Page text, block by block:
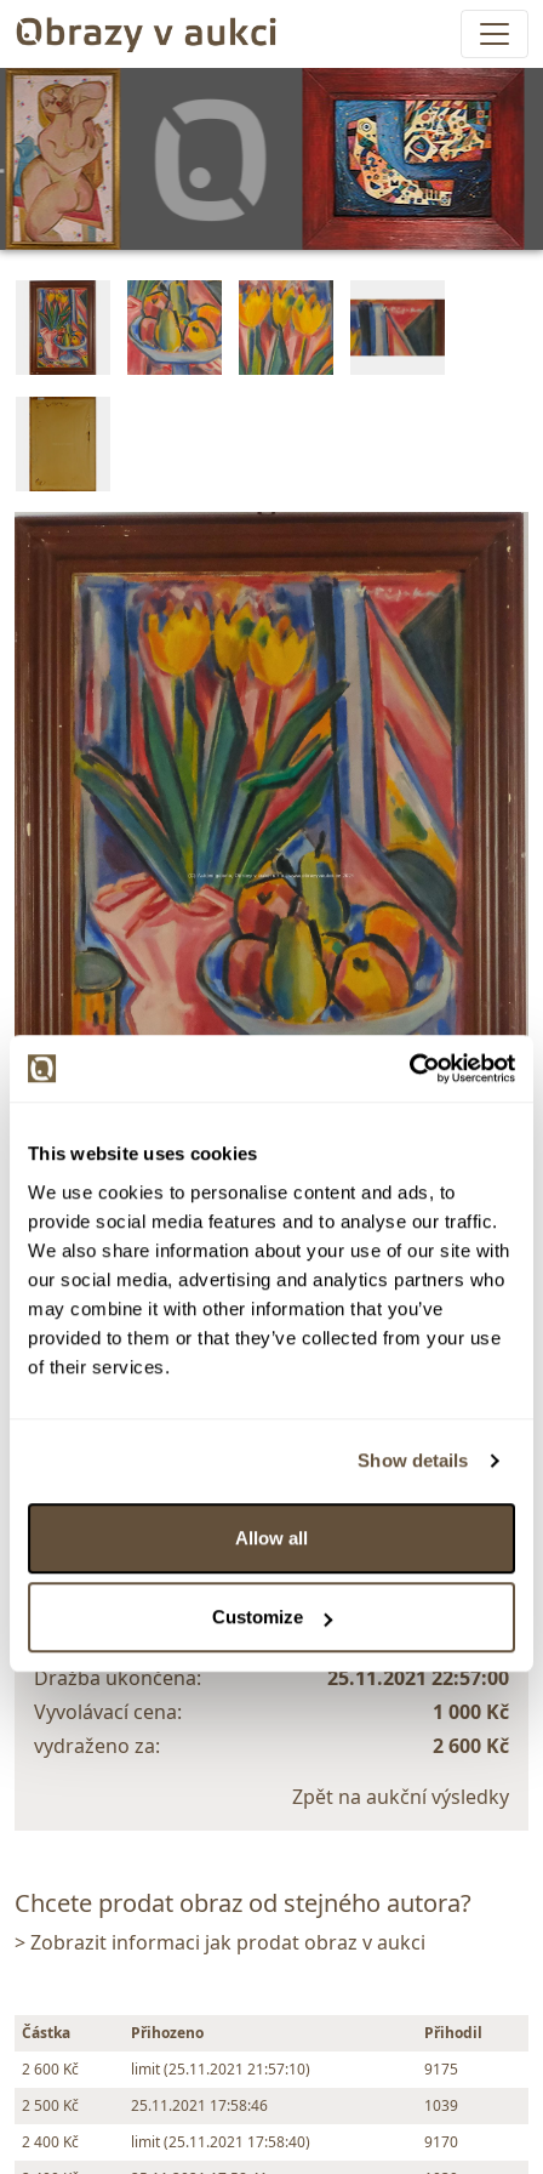
This website uses cookies
We use cookies to personalise content and ads, to
provide social media features and to analyse our traffic.
We also share information about your use of our site with
our social media, advertising and analytics partners who
may combine it with other information that you’ve
provided to them or that they’ve collected from your use
of their services.
Show details
Allow all
Customize
Detail položky
Olej na sololitu, 64x42 cm. Signováno vpravo nahoře J.
Otipka. Rámováno.
Jindřich Otipka
68990. Zátiší s tulipány
Dražba ukončena:
25.11.2021 22:57:00
Vyvolávací cena:
1 000 Kč
vydraženo za:
2 600 Kč
Zpět na aukční výsledky
Chcete prodat obraz od stejného autora?
> Zobrazit informaci jak prodat obraz v aukci
Částka Přihozeno
Přihodil
2 600 Kč
limit (25.11.2021 21:57:10)
9175
2 500 Kč
25.11.2021 17:58:46
1039
2 400 Kč
limit (25.11.2021 17:58:40)
9170